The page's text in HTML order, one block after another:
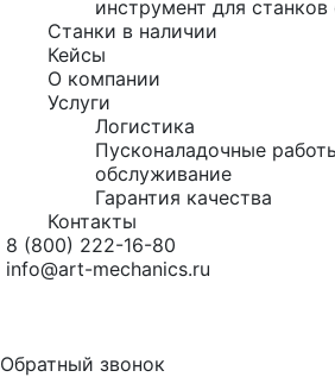
инструмент для
Станки в наличии
Кейсы
О компании
Услуги
Логистика
Пусконаладочные
обслуживание
Гарантия качества
Контакты
8 (800) 222-16-80
info@art-mechanics.ru
Обратный звонок